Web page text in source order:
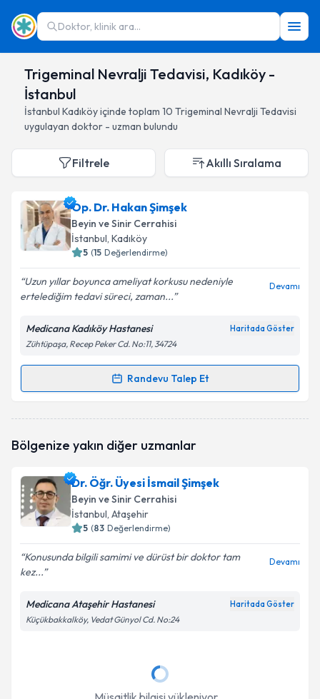
Doktor, klinik ara...
Trigeminal Nevralji Tedavisi, Kadıköy -
İstanbul
İstanbul Kadıköyiçinde toplam 10 Trigeminal Nevralji Tedavisi
uygulayan doktor - uzman bulundu
Filtrele Akıllı Sıralama
Op. Dr. Hakan Şimşek
Beyin ve Sinir Cerrahisi
İstanbul, Kadıköy
5 (15 Değerlendirme)
Uzun yıllar boyunca ameliyat korkusu nedeniyle
ertelediğim tedavi süreci, zaman...
Devamı
Medicana Kadıköy Hastanesi Haritada Göster
Zühtüpaşa, Recep Peker Cd. No:11, 34724
Randevu Talep Et
Randevu Takvimi Talebi
oluşturun. Size bu uzmandan randevu almanız için bir
E-posta Adresiniz
Kişisel verilerimin işlenmesine ilişkinAydınlatma
Bölgenize yakın diğer uzmanlar
Dr. Öğr. Üyesi İsmail Şimşek
Beyin ve Sinir Cerrahisi
İstanbul, Ataşehir
5 (83 Değerlendirme)
Konusunda bilgili samimi ve dürüst bir doktor tam
kez...
Devamı
Medicana Ataşehir Hastanesi Haritada Göster
Küçükbakkalköy, Vedat Günyol Cd. No:24